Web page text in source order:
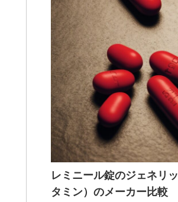
レミニール錠のジェネリ
タミン）のメーカー比較